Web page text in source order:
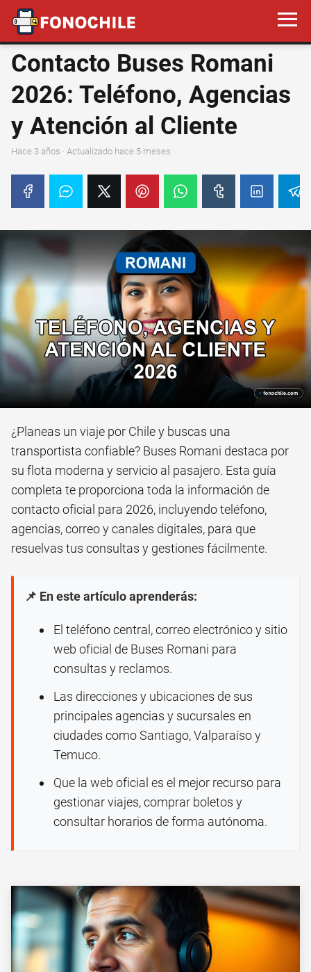
Contacto Buses Romani
2026: Teléfono, Agencias
y Atención al Cliente
hace 3 años · Actualizado hace 5 meses
¿Planeas un viaje por Chile y buscas una
transportista confiable? Buses Romani destaca por
su flota moderna y servicio al pasajero. Esta guía
completa te proporciona toda la información de
contacto oficial para 2026, incluyendo teléfono,
agencias, correo y canales digitales, para que
resuelvas tus consultas y gestiones fácilmente.
📌 En este artículo aprenderás:
El teléfono central, correo electrónico y sitio
web oficial de Buses Romani para
consultas y reclamos.
Las direcciones y ubicaciones de sus
principales agencias y sucursales en
ciudades como Santiago, Valparaíso y
Temuco.
Que la web oficial es el mejor recurso para
gestionar viajes, comprar boletos y
consultar horarios de forma autónoma.